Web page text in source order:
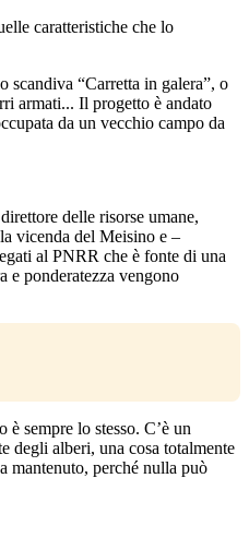
caratteristiche che lo
scandiva “Carretta in galera”, o
armati... Il progetto è andato
da un vecchio campo da
delle risorse umane,
vicenda del Meisino e –
al PNRR che è fonte di una
e ponderatezza vengono
sempre lo stesso. C’è un
degli alberi, una cosa totalmente
mantenuto, perché nulla può